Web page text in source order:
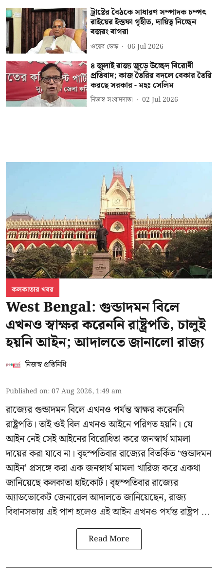
ট্রাষ্টের বৈঠকে সাধারণ সম্পাদক চম্পৎ
রাইয়ের ইস্তফা গৃহীত, দায়িত্ব নিচ্ছেন
বজরং বাগরা
ওয়েব ডেস্ক 06 Jul 2026
৪ জুলাই রাজ্য জুড়ে উচ্ছেদ বিরোধী
প্রতিবাদ; কাজ তৈরির বদলে বেকার তৈরি
করছে সরকার - মহঃ সেলিম
নিজস্ব সংবাদদাতা 02 Jul 2026
কলকাতার খবর
West Bengal: গুন্ডাদমন বিলে
এখনও স্বাক্ষর করেননি রাষ্ট্রপতি, চালুই
হয়নি আইন; আদালতে জানালো রাজ্য
নিজস্ব প্রতিনিধি
Published on:07 Aug 2026, 1:49 am
রাজ্যের গুন্ডাদমন বিলে এখনও পর্যন্ত স্বাক্ষর করেননি
রাষ্ট্রপতি। তাই ওই বিল এখনও আইনে পরিণত হয়নি। যে
আইন নেই সেই আইনের বিরোধিতা করে জনস্বার্থ মামলা
দায়ের করা যাবে না। বৃহস্পতিবার রাজ্যের বিতর্কিত ‘গুন্ডাদমন
আইন’ প্রসঙ্গে করা এক জনস্বার্থ মামলা খারিজ করে একথা
জানিয়েছে কলকাতা হাইকোর্ট। বৃহস্পতিবার রাজ্যের
অ্যাডভোকেট জেনারেল আদালতে জানিয়েছেন, রাজ্য
বিধানসভায় এই পাশ হলেও এই আইন এখনও পর্যন্ত রাষ্ট্রপ ...
Read More